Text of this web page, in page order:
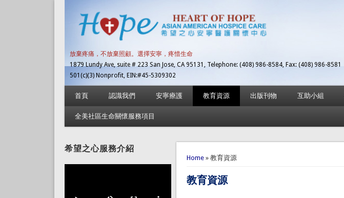
放棄疼痛，不放棄照顧。選擇安寧，疼惜生命
1879 Lundy Ave, suite # 223 San Jose, CA 95131, Telephone: (408) 986-8584, Fax: (408) 986-8581
501(c)(3) Nonprofit, EIN:#45-5309302
首頁 認識我們 安寧療護 教育資源 出版刊物 互助小組
全美社區生命關懷服務項目
You are here
Home » 教育資源
教育資源
希望之心服務介紹